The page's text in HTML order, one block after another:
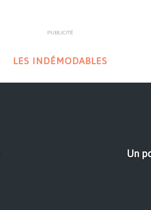
PUBLICITÉ
LES INDÉMODABLES
Un